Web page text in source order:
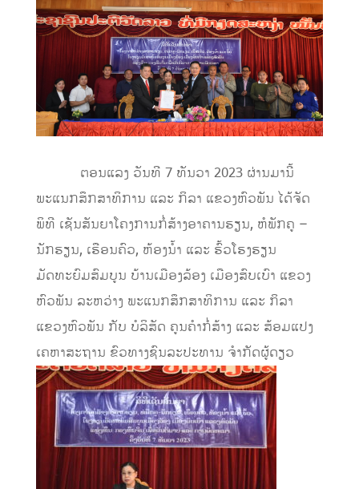
ຕອນແລງ ວັນທີ 7 ທັນວາ 2023 ຜ່ານມານີ້
ພະແນກສຶກສາທິການ ແລະ ກິລາ ແຂວງຫົວພັນ ໄດ້ຈັດ
ພິທີ ເຊັນສັນຍາໂຄງການກໍ່ສ້າງອາຄານຮຽນ, ຫໍພັກຄູ –
ນັກຮຽນ, ເຮືອນຄົວ, ຫ້ອງນ້ຳ ແລະ ຮົ້ວໂຮງຮຽນ
ມັດທະຍົມສົມບູນ ບ້ານເມືອງລ້ອງ ເມືອງສົບເບົາ ແຂວງ
ຫົວພັນ ລະຫວ່າງ ພະແນກສຶກສາທິການ ແລະ ກິລາ
ແຂວງຫົວພັນ ກັບ ບໍລິສັດ ຄູນຄຳກໍ່ສ້າງ ແລະ ສ້ອມແປງ
ເຄຫາສະຖານ ຂົວທາງຊົນລະປະທານ ຈຳກັດຜູ້ດຽວ